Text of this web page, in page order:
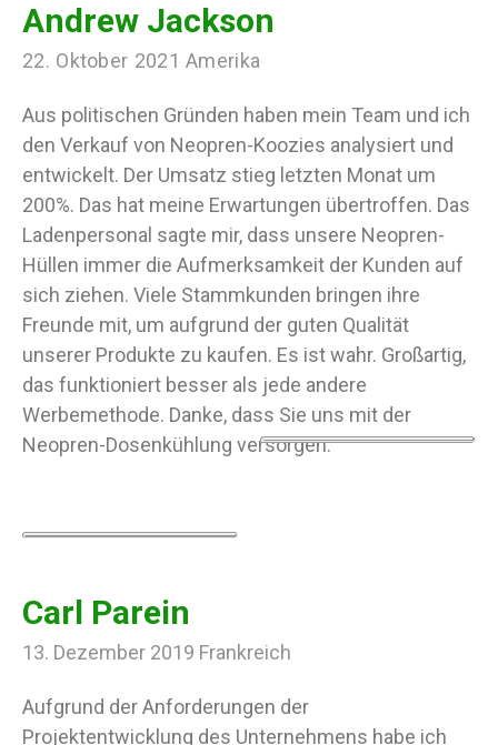
Andrew Jackson
22. Oktober 2021 Amerika
Aus politischen Gründen haben mein Team und ich
den Verkauf von Neopren-Koozies analysiert und
entwickelt. Der Umsatz stieg letzten Monat um
200%. Das hat meine Erwartungen übertroffen. Das
Ladenpersonal sagte mir, dass unsere Neopren-
Hüllen immer die Aufmerksamkeit der Kunden auf
sich ziehen. Viele Stammkunden bringen ihre
Freunde mit, um aufgrund der guten Qualität
unserer Produkte zu kaufen. Es ist wahr. Großartig,
das funktioniert besser als jede andere
Werbemethode. Danke, dass Sie uns mit der
Neopren-Dosenkühlung versorgen.
Carl Parein
13. Dezember 2019 Frankreich
Aufgrund der Anforderungen der
Projektentwicklung des Unternehmens habe ich